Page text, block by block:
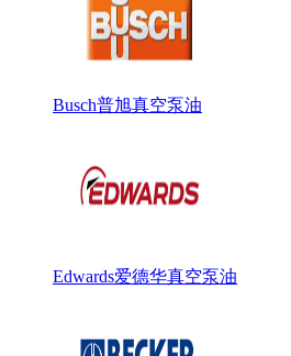
Busch普旭真空泵油
Edwards爱德华真空泵油